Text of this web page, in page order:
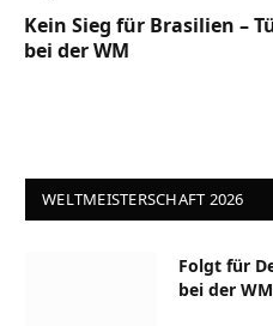
Kein Sieg für Brasilien –
bei der WM
WELTMEISTERSCHAFT 2026
Folgt für
bei der